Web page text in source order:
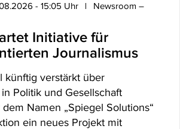
- 15:05 Uhr
Newsroom –
Initiative für
Journalismus
künftig verstärkt über
Politik und Gesellschaft
Namen „Spiegel Solutions“
ein neues Projekt mit